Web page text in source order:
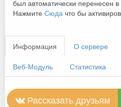
был автоматически перенесен
Нажмите Сюда что бы
Информация О сервере
Веб-Модуль Статистика
Рассказать друзьям